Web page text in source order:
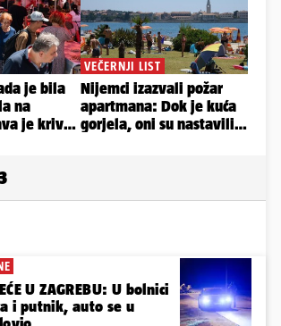
U ZAGREBU: U bolnici
i putnik, auto se u